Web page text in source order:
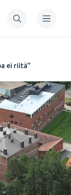
ei riitä”